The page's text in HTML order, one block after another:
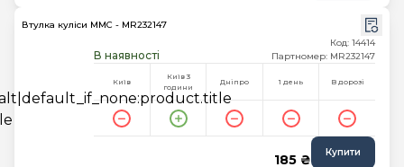
Втулка куліси MMC - MR232147
В наявності
Код: 14414
Партномер: MR232147
Київ
Київ 3
години
Дніпро 1 день В дорозі
185 ₴ Купити